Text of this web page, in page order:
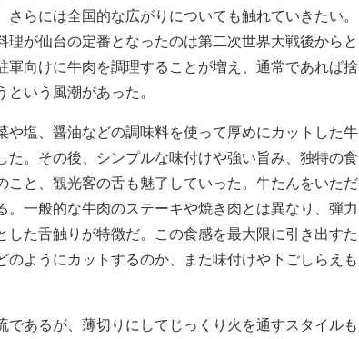
らには全国的な広がりについても触れていきたい。
理が仙台の定番となったのは第二次世界大戦後からと
向けに牛肉を調理することが増え、通常であれば捨
いう風潮があった。
や塩、醤油などの調味料を使って厚めにカットした牛
。その後、シンプルな味付けや強い旨み、独特の食
と、観光客の舌も魅了していった。牛たんをいただ
。一般的な牛肉のステーキや焼き肉とは異なり、弾力
した舌触りが特徴だ。この食感を最大限に引き出すた
ようにカットするのか、また味付けや下ごしらえも
であるが、薄切りにしてじっくり火を通すスタイルも